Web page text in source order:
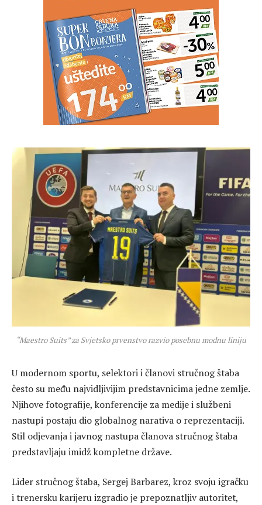
“Maestro Suits” za Svjetsko prvenstvo razvio posebnu modnu liniju
U modernom sportu, selektori i članovi stručnog štaba
često su među najvidljivijim predstavnicima jedne zemlje.
Njihove fotografije, konferencije za medije i službeni
nastupi postaju dio globalnog narativa o reprezentaciji.
Stil odjevanja i javnog nastupa članova stručnog štaba
predstavljaju imidž kompletne države.
Lider stručnog štaba, Sergej Barbarez, kroz svoju igračku
i trenersku karijeru izgradio je prepoznatljiv autoritet,